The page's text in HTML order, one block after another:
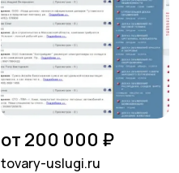
от 200 000 ₽
tovary-uslugi.ru